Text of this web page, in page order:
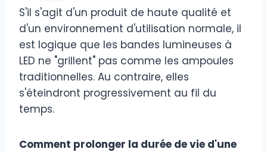
S'il s'agit d'un produit de haute qualité et
d'un environnement d'utilisation normale, il
est logique que les bandes lumineuses à
LED ne "grillent" pas comme les ampoules
traditionnelles. Au contraire, elles
s'éteindront progressivement au fil du
temps.
Comment prolonger la durée de vie d'une